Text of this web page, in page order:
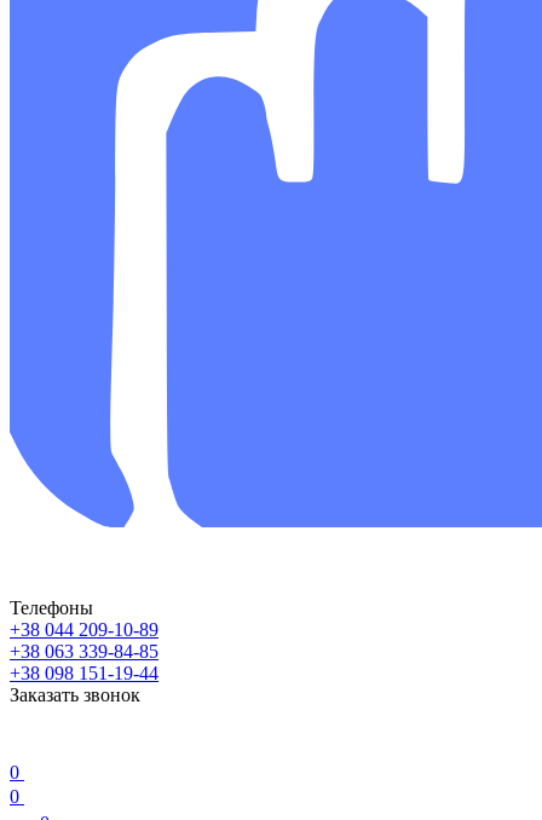
Телефоны
+38 044 209-10-89
+38 063 339-84-85
+38 098 151-19-44
Заказать звонок
0
0